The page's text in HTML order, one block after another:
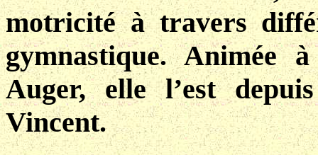
motricité à travers
gymnastique. Animée
Auger, elle l’est
Vincent.